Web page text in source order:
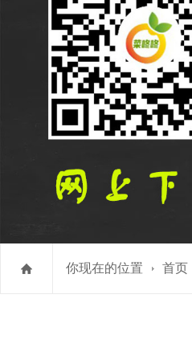
你现在的位置 首页